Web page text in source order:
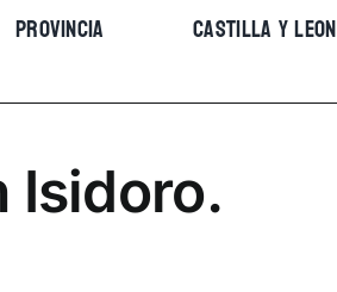
PROVINCIA CASTILLA Y LEON
Isidoro.